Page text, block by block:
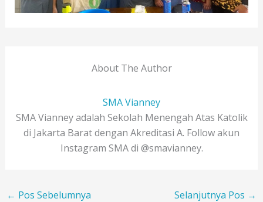
About The Author
SMA Vianney
SMA Vianney adalah Sekolah Menengah Atas Katolik
di Jakarta Barat dengan Akreditasi A. Follow akun
Instagram SMA di @smavianney.
← Pos Sebelumnya Selanjutnya Pos →